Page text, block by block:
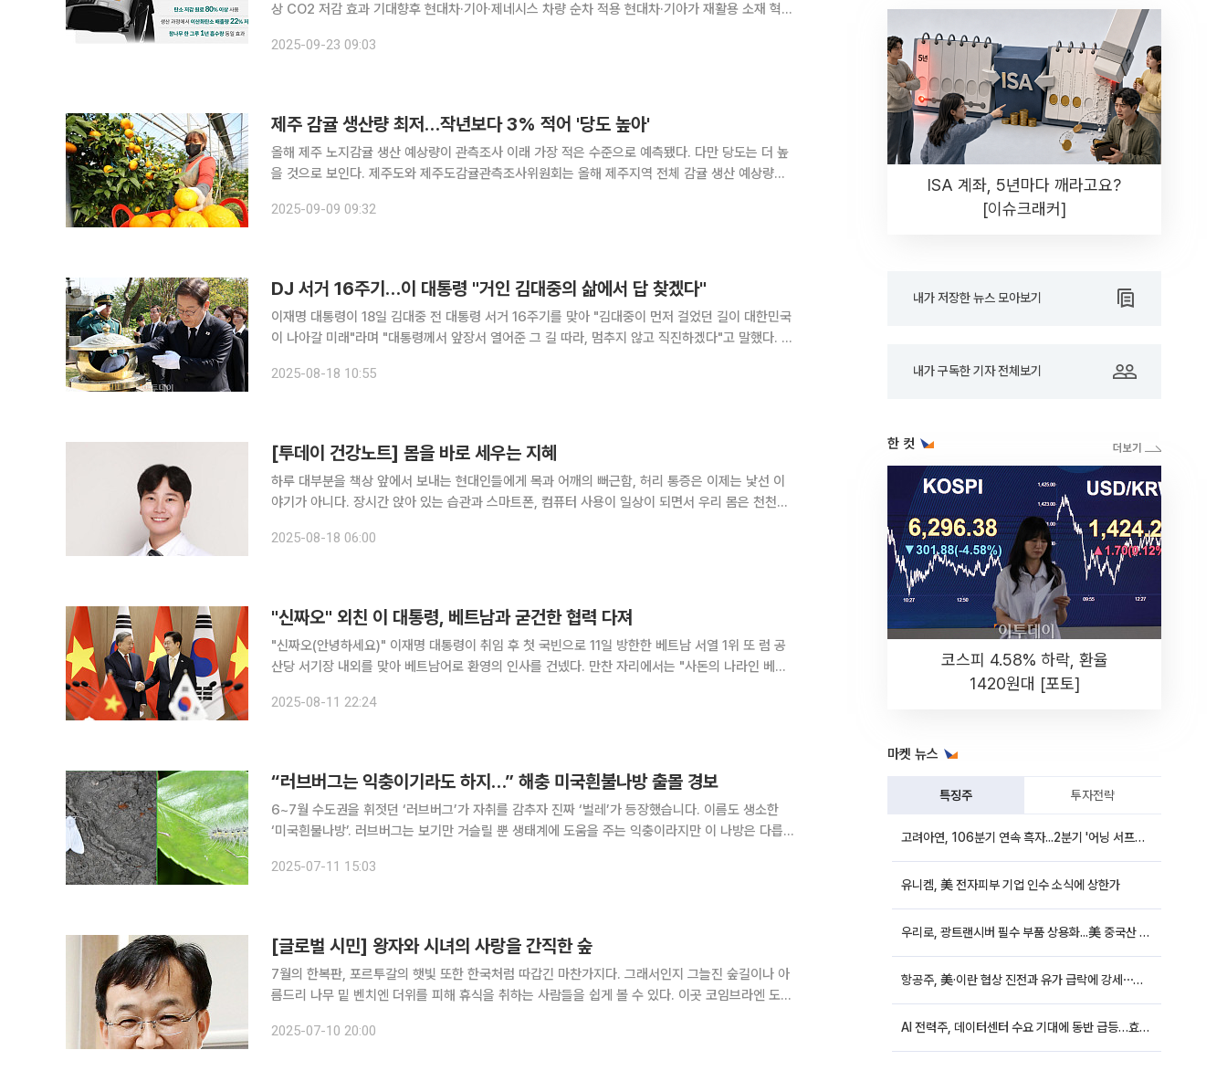
상 CO2 저감 효과 기대향후 현대차·기아·제네시스 차량 순차 적용 현대차·기아가 재활용 소재 혁신
핵심기술 개발에 성공했다. 이를 통해 차량 1대당 약 3kg 이상의
2025-09-23 09:03
제주 감귤 생산량 최저…작년보다 3% 적어 '당도 높아'
올해 제주 노지감귤 생산 예상량이 관측조사 이래 가장 적은 수준으로 예측됐다. 다만 당도는 더 높
을 것으로 보인다. 제주도와 제주도감귤관측조사위원회는 올해 제주지역 전체 감귤 생산 예상량이
2025-09-09 09:32
DJ 서거 16주기…이 대통령 "거인 김대중의 삶에서 답 찾겠다"
이재명 대통령이 18일 김대중 전 대통령 서거 16주기를 맞아 "김대중이 먼저 걸었던 길이 대한민국
이 나아갈 미래"라며 "대통령께서 앞장서 열어준 그 길 따라, 멈추지 않고 직진하겠다"고 말했다. 이
도 그리움이 스며드는 그 이름, 김대중 전 대통령을 추모한
2025-08-18 10:55
[투데이 건강노트] 몸을 바로 세우는 지혜
하루 대부분을 책상 앞에서 보내는 현대인들에게 목과 어깨의 뻐근함, 허리 통증은 이제는 낯선 이
야기가 아니다. 장시간 앉아 있는 습관과 스마트폰, 컴퓨터 사용이 일상이 되면서 우리 몸은 천천히,
는 것이다. 추나요법은 이런 변화를 되돌리고 균형을 회복하는 한
2025-08-18 06:00
"신짜오" 외친 이 대통령, 베트남과 굳건한 협력 다져
"신짜오(안녕하세요)" 이재명 대통령이 취임 후 첫 국빈으로 11일 방한한 베트남 서열 1위 또 럼 공
산당 서기장 내외를 맞아 베트남어로 환영의 인사를 건넸다. 만찬 자리에서는 "사돈의 나라인 베트
통령은 이날 또 럼 서기장의 방한을 기념해 이날 청와대 영빈
2025-08-11 22:24
“러브버그는 익충이기라도 하지…” 해충 미국흰불나방 출몰 경보
6~7월 수도권을 휘젓던 ‘러브버그’가 자취를 감추자 진짜 ‘벌레’가 등장했습니다. 이름도 생소한
‘미국흰불나방’. 러브버그는 보기만 거슬릴 뿐 생태계에 도움을 주는 익충이라지만 이 나방은 다릅니
심’에서 ‘주의’로 상향 조정했는데요. 기세가 심상치 않다는 얘기
2025-07-11 15:03
[글로벌 시민] 왕자와 시녀의 사랑을 간직한 숲
7월의 한복판, 포르투갈의 햇빛 또한 한국처럼 따갑긴 마찬가지다. 그래서인지 그늘진 숲길이나 아
름드리 나무 밑 벤치엔 더위를 피해 휴식을 취하는 사람들을 쉽게 볼 수 있다. 이곳 코임브라엔 도심
강을 건너 산타클라라 지역에 가면 ‘퀸타 다스 라그리마스’라는
2025-07-10 20:00
ISA 계좌, 5년마다 깨라고요?
[이슈크래커]
내가 저장한 뉴스 모아보기
내가 구독한 기자 전체보기
한 컷
코스피 4.58% 하락, 환율
1420원대 [포토]
마켓 뉴스
특징주 투자전략
고려아연, 106분기 연속 흑자...2분기 '어닝 서프라이즈'에 장 초반 12%대 강세
유니켐, 美 전자피부 기업 인수 소식에 상한가
우리로, 광트랜시버 필수 부품 상용화...美 중국산 퇴출 추진에 상승세
항공주, 美·이란 협상 진전과 유가 급락에 강세⋯한진칼 8%↑
AI 전력주, 데이터센터 수요 기대에 동반 급등…효성중공업 10%↑